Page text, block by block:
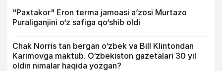
"Paxtakor" Eron terma jamoasi a’zosi Murtazo
Puraliganjini o‘z safiga qo‘shib oldi
Chak Norris tan bergan o‘zbek va Bill Klintondan
Karimovga maktub. O‘zbekiston gazetalari 30 yil
oldin nimalar haqida yozgan?